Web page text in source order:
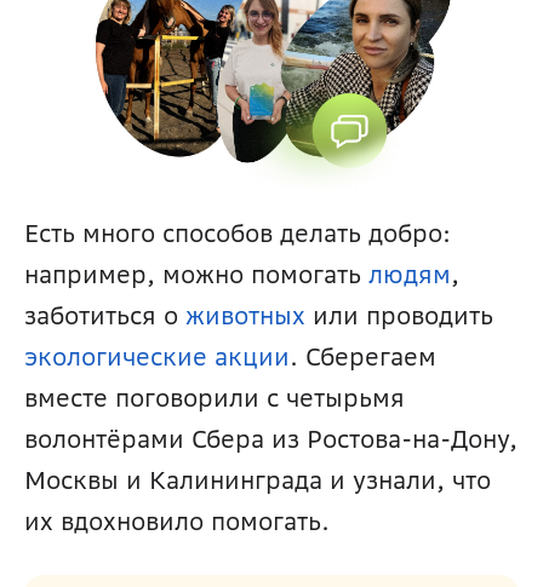
Есть много способов делать добро:
например, можно помогать людям,
заботиться о животных
экологические акции. Сберегаем
вместе поговорили с четырьмя
волонтёрами Сбера из Ростова-на-Дону,
Москвы и Калининграда и узнали, что
их вдохновило помогать.